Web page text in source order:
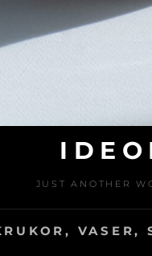
JUST ANOTHER
VASER,